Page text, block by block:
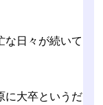
日々が続いて
に大卒というだ